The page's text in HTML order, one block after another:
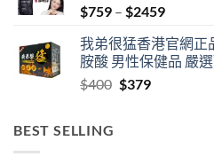
$759 – $2459Price
$759
through
我弟很猛香港官網正
胺酸 男性保健品 嚴
$400 Original
$379Current
BEST SELLING